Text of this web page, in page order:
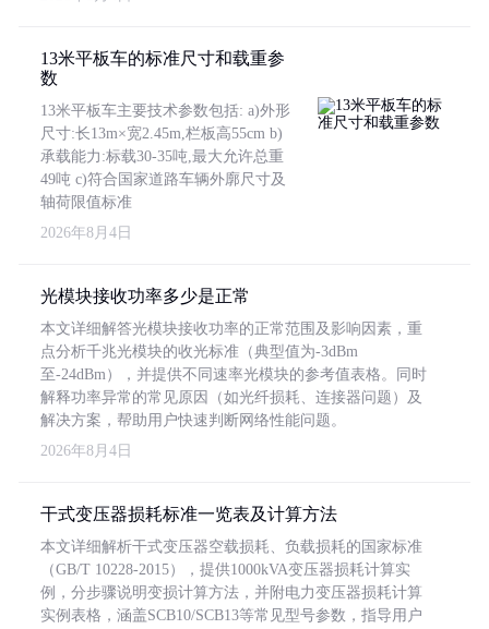
13米平板车的标准尺寸和载重参
数
13米平板车主要技术参数包括: a)外形
尺寸:长13m×宽2.45m,栏板高55cm b)
承载能力:标载30-35吨,最大允许总重
49吨 c)符合国家道路车辆外廓尺寸及
轴荷限值标准
2026年8月4日
光模块接收功率多少是正常
本文详细解答光模块接收功率的正常范围及影响因素，重
点分析千兆光模块的收光标准（典型值为-3dBm
至-24dBm），并提供不同速率光模块的参考值表格。同时
解释功率异常的常见原因（如光纤损耗、连接器问题）及
解决方案，帮助用户快速判断网络性能问题。
2026年8月4日
干式变压器损耗标准一览表及计算方法
本文详细解析干式变压器空载损耗、负载损耗的国家标准
（GB/T 10228-2015），提供1000kVA变压器损耗计算实
例，分步骤说明变损计算方法，并附电力变压器损耗计算
实例表格，涵盖SCB10/SCB13等常见型号参数，指导用户